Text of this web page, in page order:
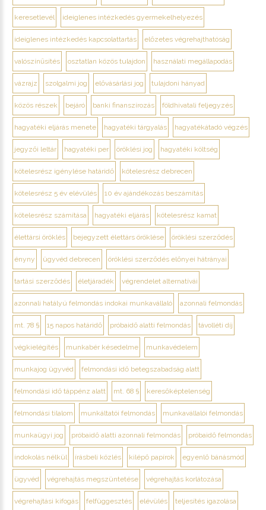
keresetlevél ideiglenes intézkedés gyermekelhelyezés
ideiglenes intézkedés kapcsolattartás előzetes végrehajthatóság
valószínűsítés osztatlan közös tulajdon használati megállapodás
vázrajz szolgalmi jog elővásárlási jog tulajdoni hányad
közös részek bejáró banki finanszírozás földhivatali feljegyzés
hagyatéki eljárás menete hagyatéki tárgyalás hagyatékátadó végzés
jegyzői leltár hagyatéki per öröklési jog hagyatéki költség
kötelesrész igénylése határidő kötelesrész debrecen
kötelesrész 5 év elévülés 10 év ajándékozás beszámítás
kötelesrész számítása hagyatéki eljárás kötelesrész kamat
élettársi öröklés bejegyzett élettárs öröklése öröklési szerződés
ényny ügyvéd debrecen öröklési szerződés előnyei hátrányai
tartási szerződés életjáradék végrendelet alternatívái
azonnali hatályú felmondás indokai munkavállaló azonnali felmondás
mt. 78 § 15 napos határidő próbaidő alatti felmondás távolléti díj
végkielégítés munkabér késedelme munkavédelem
munkajog ügyvéd felmondási idő betegszabadság alatt
felmondási idő táppénz alatt mt. 68 § keresőképtelenség
felmondási tilalom munkáltatói felmondás munkavállalói felmondás
munkaügyi jog próbaidő alatti azonnali felmondás próbaidő felmondás
indokolás nélkül írásbeli közlés kilépő papírok egyenlő bánásmód
ügyvéd végrehajtás megszüntetése végrehajtás korlátozása
végrehajtási kifogás felfüggesztés elévülés teljesítés igazolása